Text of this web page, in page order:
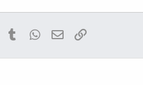
PinterestTumblrWhatsApp
EmailLink